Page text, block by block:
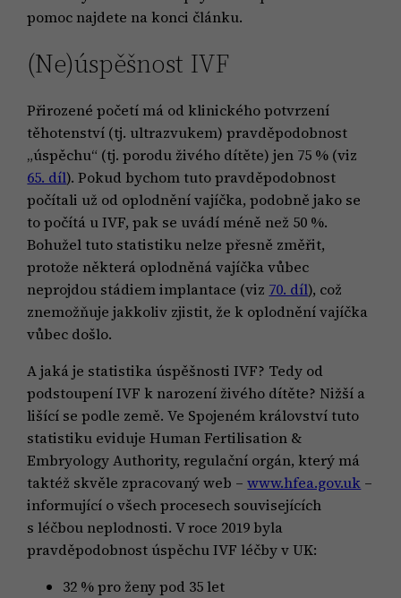
pomoc najdete na konci článku.
(Ne)úspěšnost IVF
Přirozené početí má od klinického potvrzení
těhotenství (tj. ultrazvukem) pravděpodobnost
„úspěchu“ (tj. porodu živého dítěte) jen 75 % (viz
65. díl). Pokud bychom tuto pravděpodobnost
počítali už od oplodnění vajíčka, podobně jako se
to počítá u IVF, pak se uvádí méně než 50 %.
Bohužel tuto statistiku nelze přesně změřit,
protože některá oplodněná vajíčka vůbec
neprojdou stádiem implantace (viz 70. díl), což
znemožňuje jakkoliv zjistit, že k oplodnění vajíčka
vůbec došlo.
A jaká je statistika úspěšnosti IVF? Tedy od
podstoupení IVF k narození živého dítěte? Nižší a
lišící se podle země. Ve Spojeném království tuto
statistiku eviduje Human Fertilisation &
Embryology Authority, regulační orgán, který má
taktéž skvěle zpracovaný web –www.hfea.gov.uk –
informující o všech procesech souvisejících
s léčbou neplodnosti. V roce 2019 byla
pravděpodobnost úspěchu IVF léčby v UK:
32 % pro ženy pod 35 let